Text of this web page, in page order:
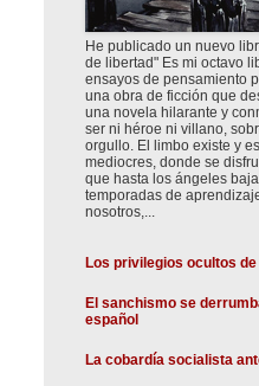
He publicado un nuevo
de libertad" Es mi octavo
ensayos de pensamiento
una obra de ficción que
una novela hilarante y
ser ni héroe ni villano,
orgullo. El limbo existe y
mediocres, donde se
que hasta los ángeles
temporadas de
nosotros,...
Los privilegios ocultos
El sanchismo se
español
La cobardía socialista